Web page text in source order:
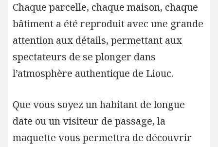
Chaque parcelle, chaque maison, chaque
bâtiment a été reproduit avec une grande
attention aux détails, permettant aux
spectateurs de se plonger dans
l’atmosphère authentique de Liouc.
Que vous soyez un habitant de longue
date ou un visiteur de passage, la
maquette vous permettra de découvrir